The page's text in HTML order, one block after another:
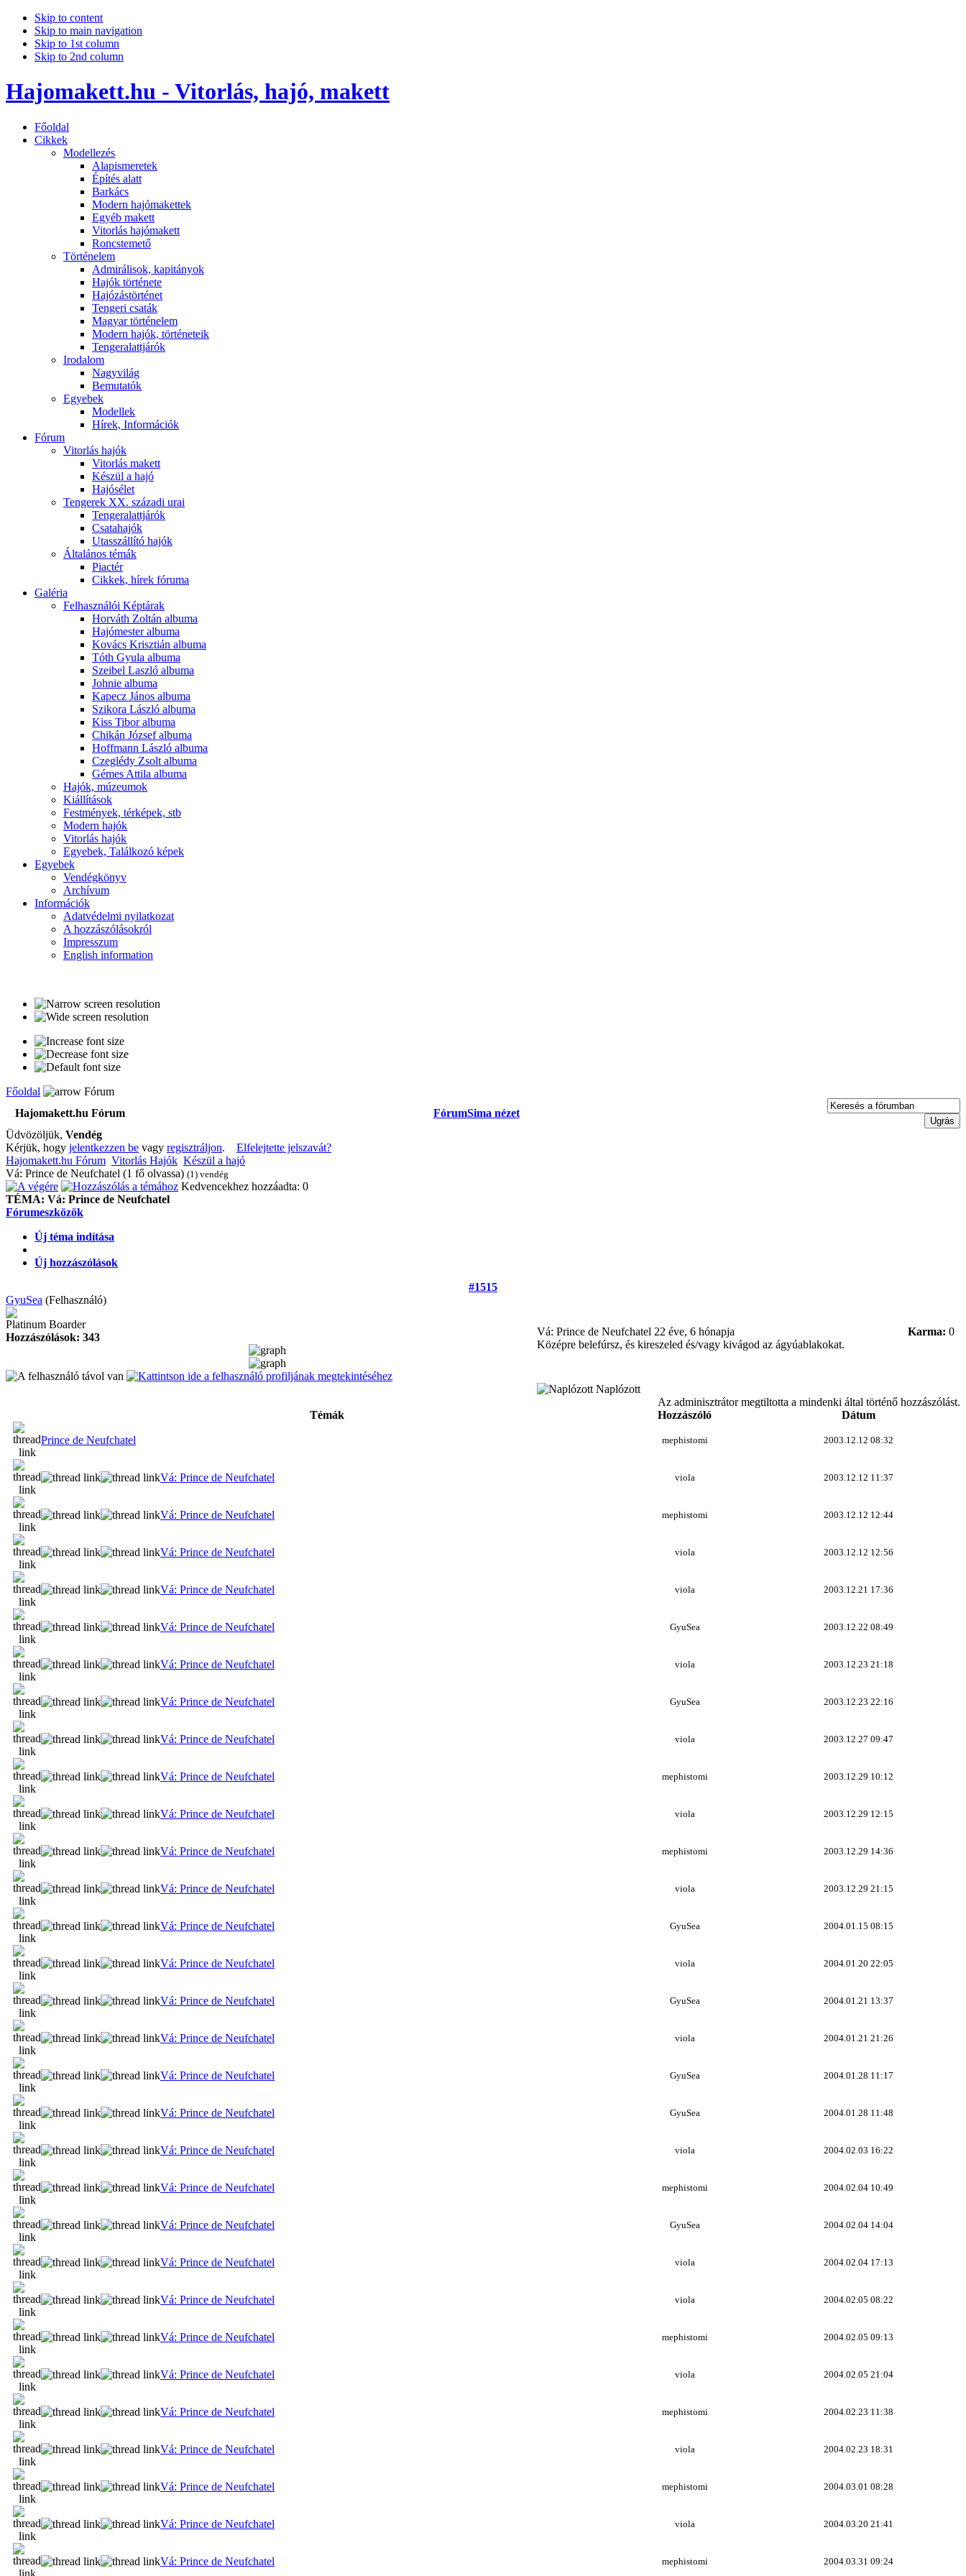
Skip to content
Skip to main navigation
Skip to 1st column
Skip to 2nd column
Hajomakett.hu - Vitorlás, hajó, makett
Főoldal
Cikkek
Modellezés
Alapismeretek
Építés alatt
Barkács
Modern hajómakettek
Egyéb makett
Vitorlás hajómakett
Roncstemető
Történelem
Admirálisok, kapitányok
Hajók története
Hajózástörténet
Tengeri csaták
Magyar történelem
Modern hajók, történeteik
Tengeralattjárók
Irodalom
Nagyvilág
Bemutatók
Egyebek
Modellek
Hírek, Információk
Fórum
Vitorlás hajók
Vitorlás makett
Készül a hajó
Hajósélet
Tengerek XX. századi urai
Tengeralattjárók
Csatahajók
Utasszállító hajók
Általános témák
Piactér
Cikkek, hírek fóruma
Galéria
Felhasználói Képtárak
Horváth Zoltán albuma
Hajómester albuma
Kovács Krisztián albuma
Tóth Gyula albuma
Szeibel Laszló albuma
Johnie albuma
Kapecz János albuma
Szikora László albuma
Kiss Tibor albuma
Chikán József albuma
Hoffmann László albuma
Czeglédy Zsolt albuma
Gémes Attila albuma
Hajók, múzeumok
Kiállítások
Festmények, térképek, stb
Modern hajók
Vitorlás hajók
Egyebek, Találkozó képek
Egyebek
Vendégkönyv
Archívum
Információk
Adatvédelmi nyilatkozat
A hozzászólásokról
Impresszum
English information
Főoldal
Fórum
Hajomakett.hu Fórum
FórumSima nézet
Üdvözöljük, Vendég
Kérjük, hogy jelentkezzen be vagy regisztráljon. Elfelejtette jelszavát?
Hajomakett.hu Fórum Vitorlás Hajók Készül a hajó
Vá: Prince de Neufchatel (1 fő olvassa) (1) vendég
Kedvencekhez hozzáadta: 0
TÉMA: Vá: Prince de Neufchatel
Fórumeszközök
Új téma indítása
Új hozzászólások
#1515
GyuSea (Felhasználó)
Platinum Boarder
Hozzászólások: 343
Vá: Prince de Neufchatel 22 éve, 6 hónapja Karma: 0
Középre belefúrsz, és kireszeled és/vagy kivágod az ágyúablakokat.
Naplózott
Az adminisztrátor megtiltotta a mindenki által történő hozzászólást.
Témák
Hozzászóló Dátum
Prince de Neufchatel mephistomi 2003.12.12 08:32
Vá: Prince de Neufchatel viola 2003.12.12 11:37
Vá: Prince de Neufchatel mephistomi 2003.12.12 12:44
Vá: Prince de Neufchatel viola 2003.12.12 12:56
Vá: Prince de Neufchatel viola 2003.12.21 17:36
Vá: Prince de Neufchatel GyuSea 2003.12.22 08:49
Vá: Prince de Neufchatel viola 2003.12.23 21:18
Vá: Prince de Neufchatel GyuSea 2003.12.23 22:16
Vá: Prince de Neufchatel viola 2003.12.27 09:47
Vá: Prince de Neufchatel mephistomi 2003.12.29 10:12
Vá: Prince de Neufchatel viola 2003.12.29 12:15
Vá: Prince de Neufchatel mephistomi 2003.12.29 14:36
Vá: Prince de Neufchatel viola 2003.12.29 21:15
Vá: Prince de Neufchatel GyuSea 2004.01.15 08:15
Vá: Prince de Neufchatel viola 2004.01.20 22:05
Vá: Prince de Neufchatel GyuSea 2004.01.21 13:37
Vá: Prince de Neufchatel viola 2004.01.21 21:26
Vá: Prince de Neufchatel GyuSea 2004.01.28 11:17
Vá: Prince de Neufchatel GyuSea 2004.01.28 11:48
Vá: Prince de Neufchatel viola 2004.02.03 16:22
Vá: Prince de Neufchatel mephistomi 2004.02.04 10:49
Vá: Prince de Neufchatel GyuSea 2004.02.04 14:04
Vá: Prince de Neufchatel viola 2004.02.04 17:13
Vá: Prince de Neufchatel viola 2004.02.05 08:22
Vá: Prince de Neufchatel mephistomi 2004.02.05 09:13
Vá: Prince de Neufchatel viola 2004.02.05 21:04
Vá: Prince de Neufchatel mephistomi 2004.02.23 11:38
Vá: Prince de Neufchatel viola 2004.02.23 18:31
Vá: Prince de Neufchatel mephistomi 2004.03.01 08:28
Vá: Prince de Neufchatel viola 2004.03.20 21:41
Vá: Prince de Neufchatel mephistomi 2004.03.31 09:24